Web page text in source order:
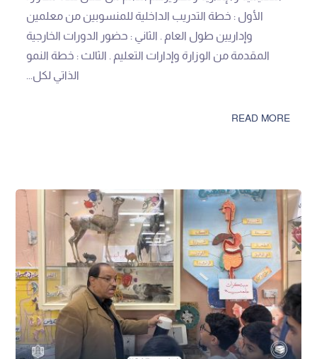
الأول : خطة التدريب الداخلية للمنسوبين من معلمين
وإداريين طول العام . الثاني : حضور الدورات الخارجية
المقدمة من الوزارة وإدارات التعليم . الثالث : خطة النمو
الذاتي لكل...
READ MORE